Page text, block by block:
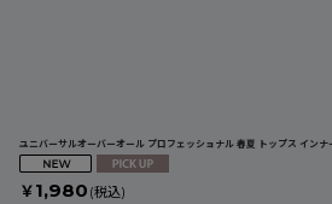
ユニバーサルオーバーオール プロフェッショナル 春夏 トップス イン
￥ 1,980 (税込)